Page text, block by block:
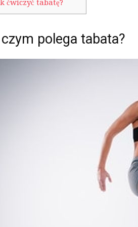
ćwiczyć tabatę?
czym polega tabata?